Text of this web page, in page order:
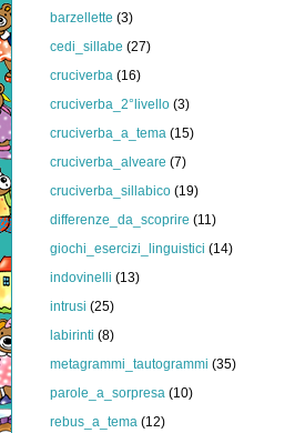
barzellette (3)
cedi_sillabe (27)
cruciverba (16)
cruciverba_2°livello (3)
cruciverba_a_tema (15)
cruciverba_alveare (7)
cruciverba_sillabico (19)
differenze_da_scoprire (11)
giochi_esercizi_linguistici (14)
indovinelli (13)
intrusi (25)
labirinti (8)
metagrammi_tautogrammi (35)
parole_a_sorpresa (10)
rebus_a_tema (12)